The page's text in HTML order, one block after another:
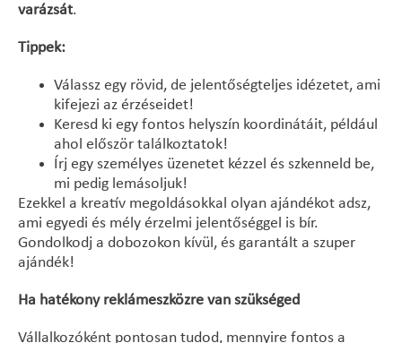
varázsát.
Tippek:
Válassz egy rövid, de jelentőségteljes idézetet, ami
kifejezi az érzéseidet!
Keresd ki egy fontos helyszín koordinátáit, például
ahol először találkoztatok!
Írj egy személyes üzenetet kézzel és szkenneld be,
mi pedig lemásoljuk!
Ezekkel a kreatív megoldásokkal olyan ajándékot adsz,
ami egyedi és mély érzelmi jelentőséggel is bír.
Gondolkodj a dobozokon kívül, és garantált a szuper
ajándék!
Ha hatékony reklámeszközre van szükséged
Vállalkozóként pontosan tudod, mennyire fontos a